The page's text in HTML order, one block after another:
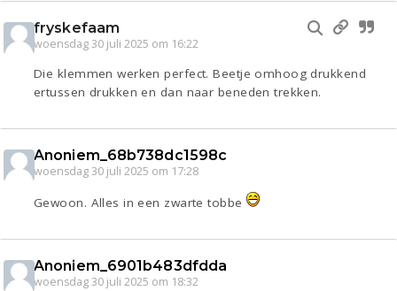
fryskefaam
woensdag 30 juli 2025 om 16:22
Die klemmen werken perfect. Beetje omhoog drukkend
ertussen drukken en dan naar beneden trekken.
Anoniem_68b738dc1598c
woensdag 30 juli 2025 om 17:28
Gewoon. Alles in een zwarte tobbe
Anoniem_6901b483dfdda
woensdag 30 juli 2025 om 18:32